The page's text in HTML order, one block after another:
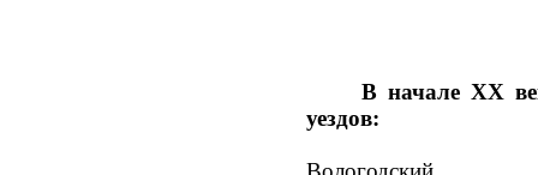
В начале XX
уездов: